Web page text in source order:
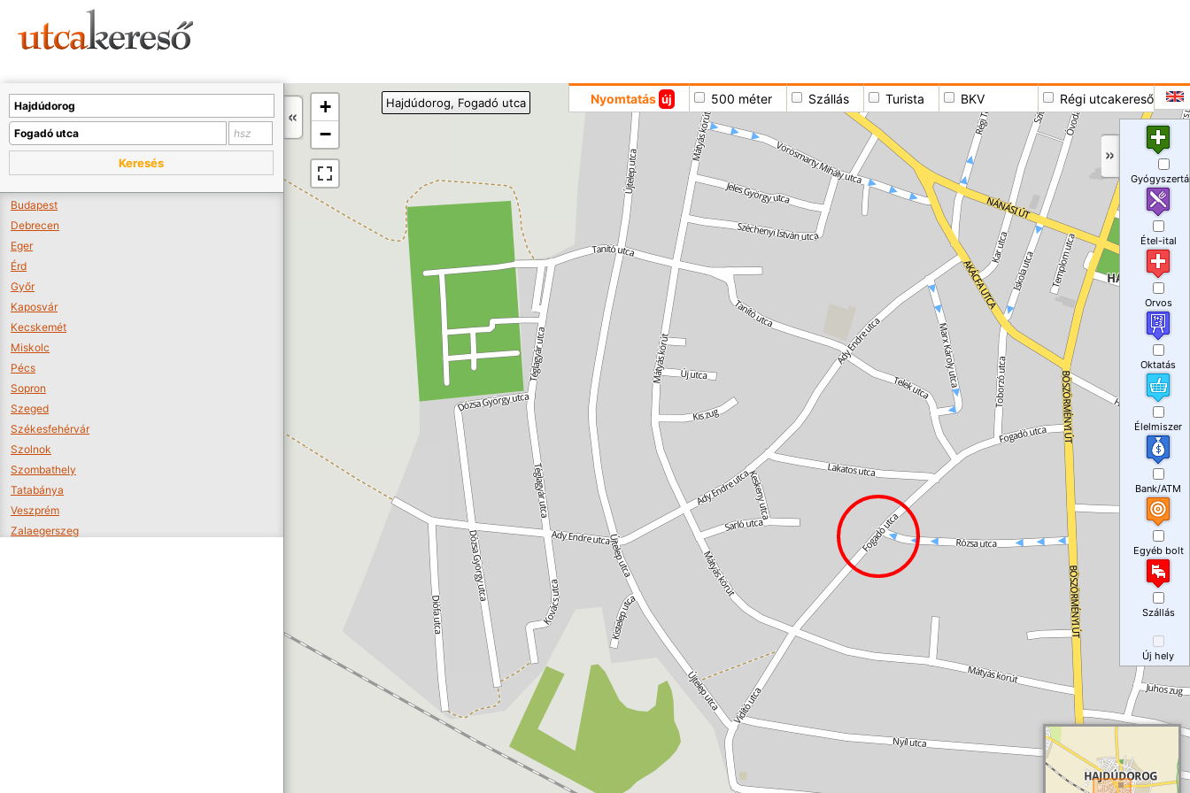
+
−
Nyomtatás új 500 méter Szállás Turista BKV Régi utcakereső
Hajdúdorog, Fogadó utca
Keresés
Budapest
Debrecen
Eger
Érd
Győr
Kaposvár
Kecskemét
Miskolc
Pécs
Sopron
Szeged
Székesfehérvár
Szolnok
Szombathely
Tatabánya
Veszprém
Zalaegerszeg
Étel-ital
Orvos
Oktatás
Élelmiszer
Bank/ATM
Egyéb bolt
Szállás
Új hely
A térképet kicsinyíteni kell, hogy látszódjanak a boltok.
Boltok látszódjanak >>